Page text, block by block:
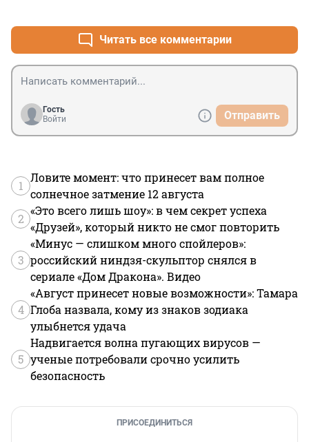
Читать все комментарии
Гость
Войти
Отправить
1
Ловите момент: что принесет вам полное
солнечное затмение 12 августа
2
«Это всего лишь шоу»: в чем секрет успеха
«Друзей», который никто не смог повторить
3
«Минус — слишком много спойлеров»:
российский ниндзя-скульптор снялся в
сериале «Дом Дракона». Видео
4
«Август принесет новые возможности»: Тамара
Глоба назвала, кому из знаков зодиака
улыбнется удача
5
Надвигается волна пугающих вирусов —
ученые потребовали срочно усилить
безопасность
ПРИСОЕДИНИТЬСЯ